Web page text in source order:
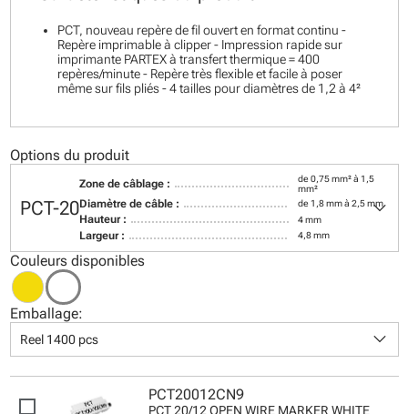
PCT, nouveau repère de fil ouvert en format continu -
Repère imprimable à clipper - Impression rapide sur
imprimante PARTEX à transfert thermique = 400
repères/minute - Repère très flexible et facile à poser
même sur fils pliés - 4 tailles pour diamètres de 1,2 à 4²
Options du produit
PCT-20
Zone de câblage :
de 0,75 mm² à 1,5
mm²
Diamètre de câble : de 1,8 mm à 2,5 mm
Hauteur : 4 mm
Largeur : 4,8 mm
keyboard_arrow_down
Couleurs disponibles
Emballage:
Reel 1400 pcs keyboard_arrow_down
PCT20012CN9
PCT 20/12 OPEN WIRE MARKER WHITE